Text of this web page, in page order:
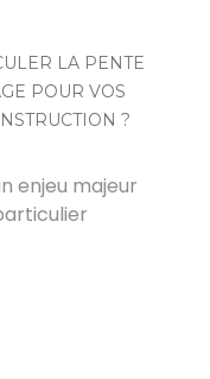
LA PENTE
POUR VOS
?
enjeu majeur